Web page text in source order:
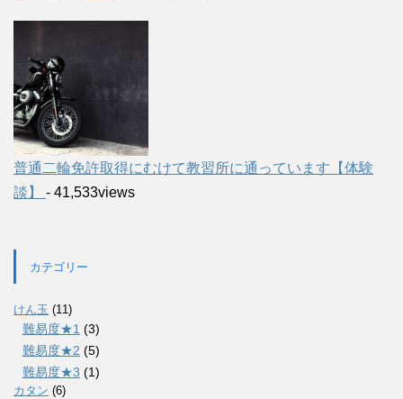
普通二輪免許取得にむけて教習所に通っています【体験
談】 - 41,533views
カテゴリー
けん玉 (11)
難易度★1 (3)
難易度★2 (5)
難易度★3 (1)
カタン (6)